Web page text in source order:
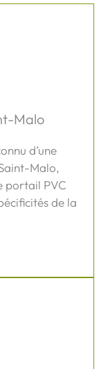
Malo
d’une
Malo,
portail PVC
de la